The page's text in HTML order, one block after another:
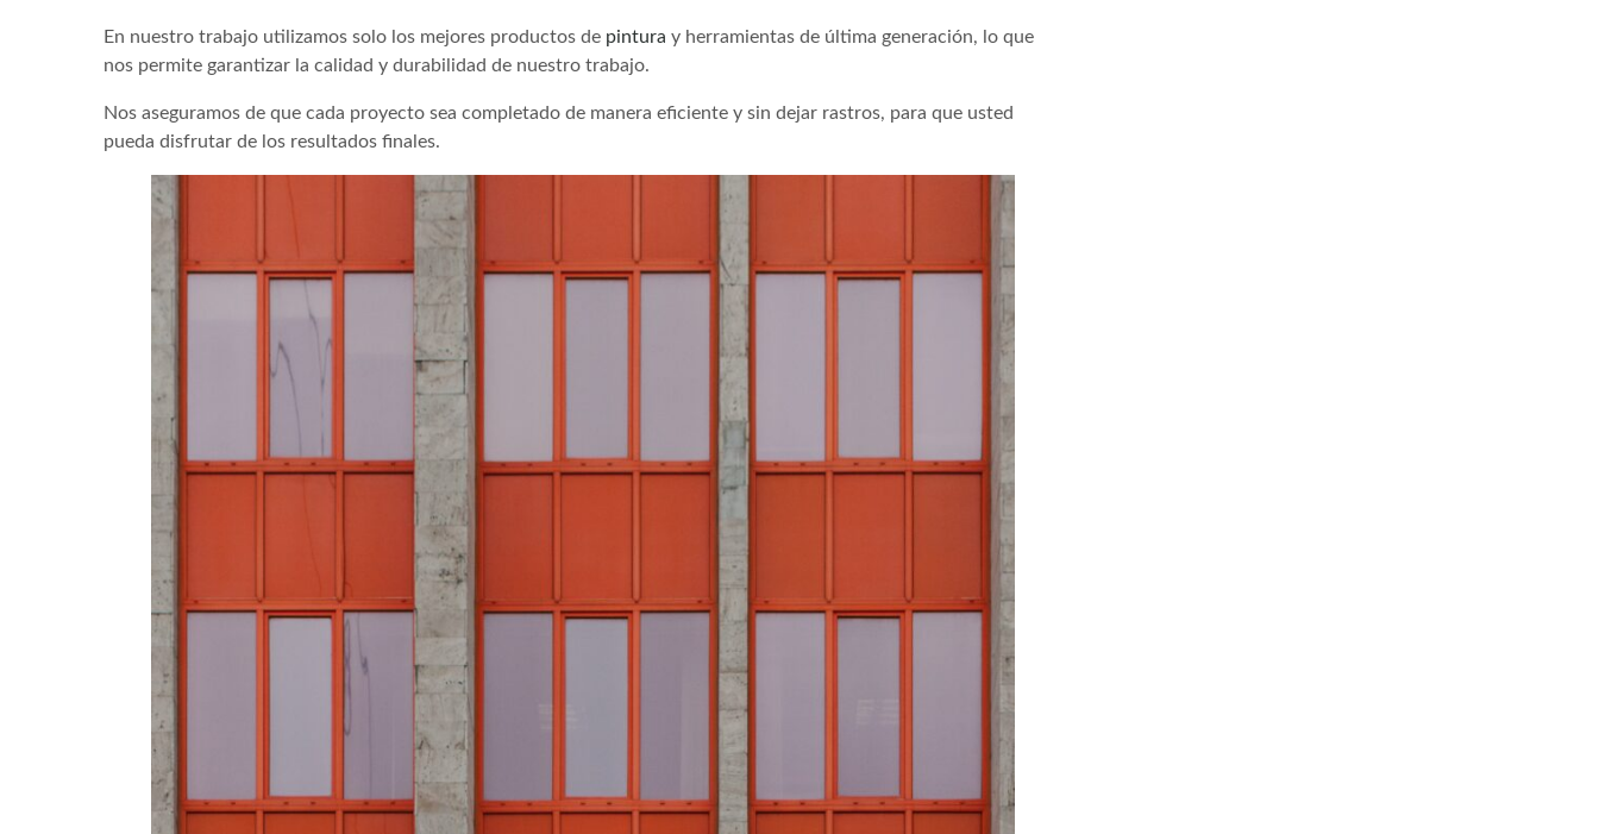
En nuestro trabajo utilizamos solo los mejores productos de pintura y herramientas de última generación, lo que
nos permite garantizar la calidad y durabilidad de nuestro trabajo.
Nos aseguramos de que cada proyecto sea completado de manera eficiente y sin dejar rastros, para que usted
pueda disfrutar de los resultados finales.